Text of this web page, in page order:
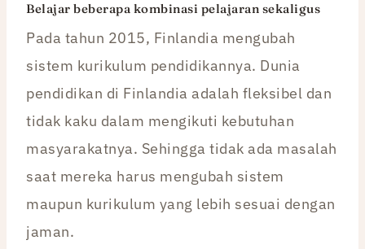
Belajar beberapa kombinasi pelajaran sekaligus
Pada tahun 2015, Finlandia mengubah
sistem kurikulum pendidikannya. Dunia
pendidikan di Finlandia adalah fleksibel dan
tidak kaku dalam mengikuti kebutuhan
masyarakatnya. Sehingga tidak ada masalah
saat mereka harus mengubah sistem
maupun kurikulum yang lebih sesuai dengan
jaman.